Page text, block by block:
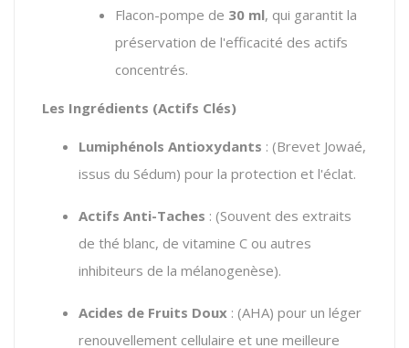
Flacon-pompe de 30 ml, qui garantit la
préservation de l'efficacité des actifs
concentrés.
Les Ingrédients (Actifs Clés)
Lumiphénols Antioxydants : (Brevet Jowaé,
issus du Sédum) pour la protection et l'éclat.
Actifs Anti-Taches : (Souvent des extraits
de thé blanc, de vitamine C ou autres
inhibiteurs de la mélanogenèse).
Acides de Fruits Doux : (AHA) pour un léger
renouvellement cellulaire et une meilleure